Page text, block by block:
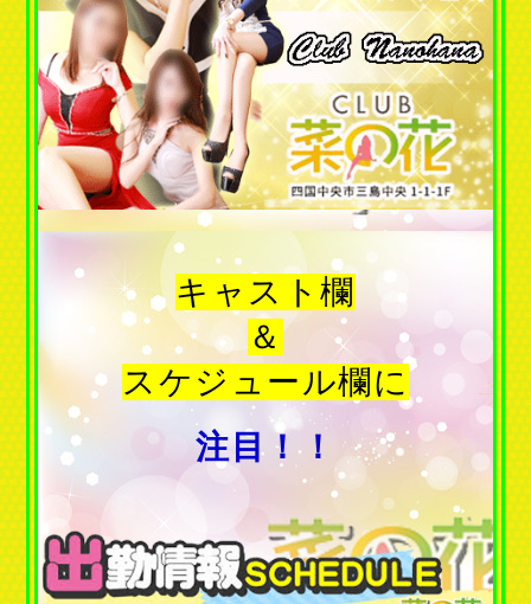
キャスト欄
＆
スケジュール欄に
注目！！